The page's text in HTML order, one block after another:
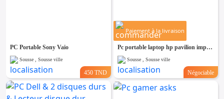
PC Portable Sony Vaio
Sousse , Sousse ville
450 TND
Paiement à la livraison
Pc portable laptop hp pavilion importer
Sousse , Sousse ville
Négociable